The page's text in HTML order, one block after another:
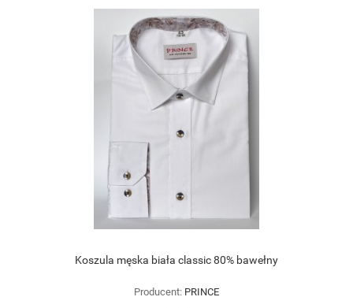
Koszula męska biała classic 80% bawełny
Producent: PRINCE